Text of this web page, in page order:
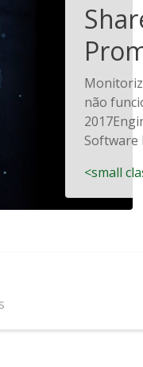
não
Software
<small